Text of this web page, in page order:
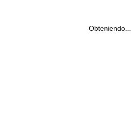
Obteniendo...